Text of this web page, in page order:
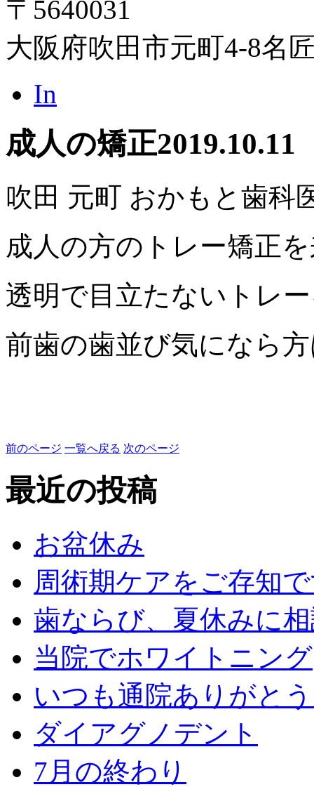
〒5640031
大阪府吹田市元町4-8名
In
成人の矯正2019.10.11
吹田 元町 おかもと歯科
成人の方のトレー矯正
透明で目立たないトレ
前歯の歯並び気になら
前のページ 一覧へ戻る 次のページ
最近の投稿
お盆休み
周術期ケアをご存知
歯ならび、夏休みに
当院でホワイトニング
いつも通院ありがと
ダイアグノデント
7月の終わり